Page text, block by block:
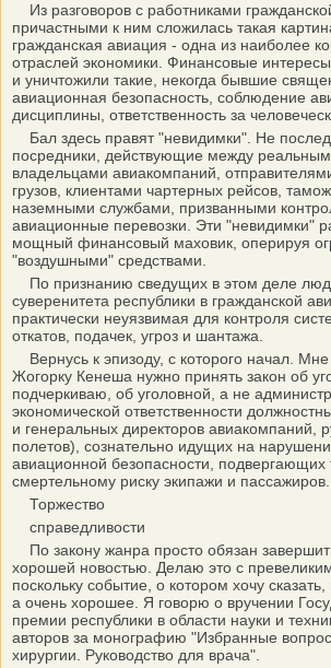
Из разговоров с работниками
причастными к ним сложилась такая
гражданская авиация - одна из наиболее
отраслей экономики. Финансовые
и уничтожили такие, некогда бывшие
авиационная безопасность, соблюдение
дисциплины, ответственность за
Бал здесь правят "невидимки". Не
посредники, действующие между
владельцами авиакомпаний,
грузов, клиентами чартерных рейсов,
наземными службами, призванными
авиационные перевозки. Эти "невидимки"
мощный финансовый маховик, оперируя
"воздушными" средствами.
По признанию сведущих в этом деле
суверенитета республики в гражданской
практически неуязвимая для контроля
откатов, подачек, угроз и шантажа.
Вернусь к эпизоду, с которого начал.
Жогорку Кенеша нужно принять закон об
подчеркиваю, об уголовной, а не
экономической ответственности
и генеральных директоров авиакомпаний,
полетов), сознательно идущих на
авиационной безопасности,
смертельному риску экипажи и пассажиров.
Торжество
справедливости
По закону жанра просто обязан
хорошей новостью. Делаю это с
поскольку событие, о котором хочу
а очень хорошее. Я говорю о вручении
премии республики в области науки и
авторов за монографию "Избранные
хирургии. Руководство для врача".